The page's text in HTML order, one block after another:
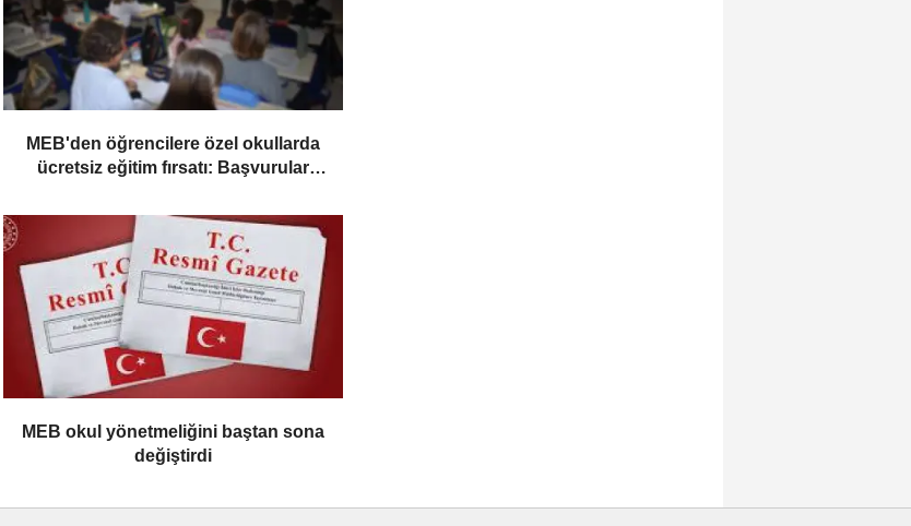
MEB'den öğrencilere özel okullarda
ücretsiz eğitim fırsatı: Başvurular
MEB okul yönetmeliğini baştan sona
değiştirdi